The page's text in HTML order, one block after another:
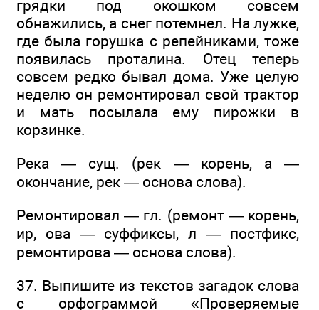
грядки под окошком совсем
обнажились, а снег потемнел. На лужке,
где была горушка с репейниками, тоже
появилась проталина. Отец теперь
совсем редко бывал дома. Уже целую
неделю он ремонтировал свой трактор
и мать посылала ему пирожки в
корзинке.
Река — сущ. (рек — корень, а —
окончание, рек — основа слова).
Ремонтировал — гл. (ремонт — корень,
ир, ова — суффиксы, л — постфикс,
ремонтирова — основа слова).
37. Выпишите из текстов загадок слова
с орфограммой «Проверяемые